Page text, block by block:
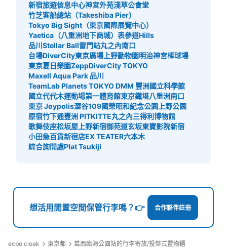
新宿旅遊信息中心神宮外苑淺草公會堂
竹芝客船總站（Takeshiba Pier）
Tokyo Big Sight（東京國際展覽中心）
Yaetica（八重洲地下商城） 表參道Hills
品川Stellar Ball雷門站丸之內南口
台場DiverCity東京廣場 上野動物園明治神宮棒球場
東京夏日樂園ZeppDiverCity TOKYO
Maxell Aqua Park 品川
TeamLab Planets TOKYO DMM 豐洲國立科學館
國立代代木運動場第一體育館東京鐵塔八重洲南口
東京 Joypolis澀谷109國榮昭和紀念公園 上野公園
原宿竹下通豐洲 PITKITTE丸之內三得利博物館
歌舞伎座松坂屋上野新宿御苑道玄坂東寶影院新宿
小田急百貨新宿店EX TEATER六本木
綜合詢問處Plat Tsukiji
想活用閒置空間保管行李嗎？👉 合作夥伴註冊
ecbo cloak 東京都 葛西臨海公園站的行李寄放/投幣式置物櫃